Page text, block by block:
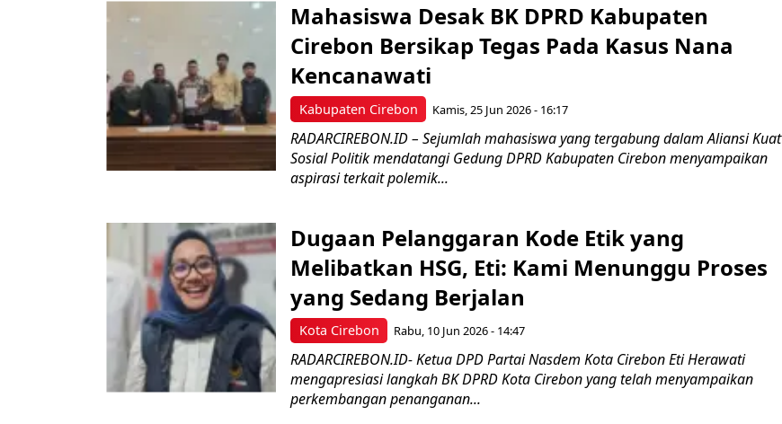
Kabupaten Cirebon
Mahasiswa Desak BK DPRD Kabupaten
Cirebon Bersikap Tegas Pada Kasus Nana
Kencanawati
Kamis, 25 Jun 2026 - 16:17
RADARCIREBON.ID – Sejumlah mahasiswa yang tergabung dalam Aliansi Kuat
Sosial Politik mendatangi Gedung DPRD Kabupaten Cirebon menyampaikan
aspirasi terkait polemik...
Kota Cirebon
Dugaan Pelanggaran Kode Etik yang
Melibatkan HSG, Eti: Kami Menunggu Proses
yang Sedang Berjalan
Rabu, 10 Jun 2026 - 14:47
RADARCIREBON.ID- Ketua DPD Partai Nasdem Kota Cirebon Eti Herawati
mengapresiasi langkah BK DPRD Kota Cirebon yang telah menyampaikan
perkembangan penanganan...